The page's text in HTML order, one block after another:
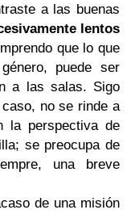
a las buenas
lentos
que lo que
puede ser
a las salas. Sigo
no se rinde a
la perspectiva de
se preocupa de
una breve
de una misión